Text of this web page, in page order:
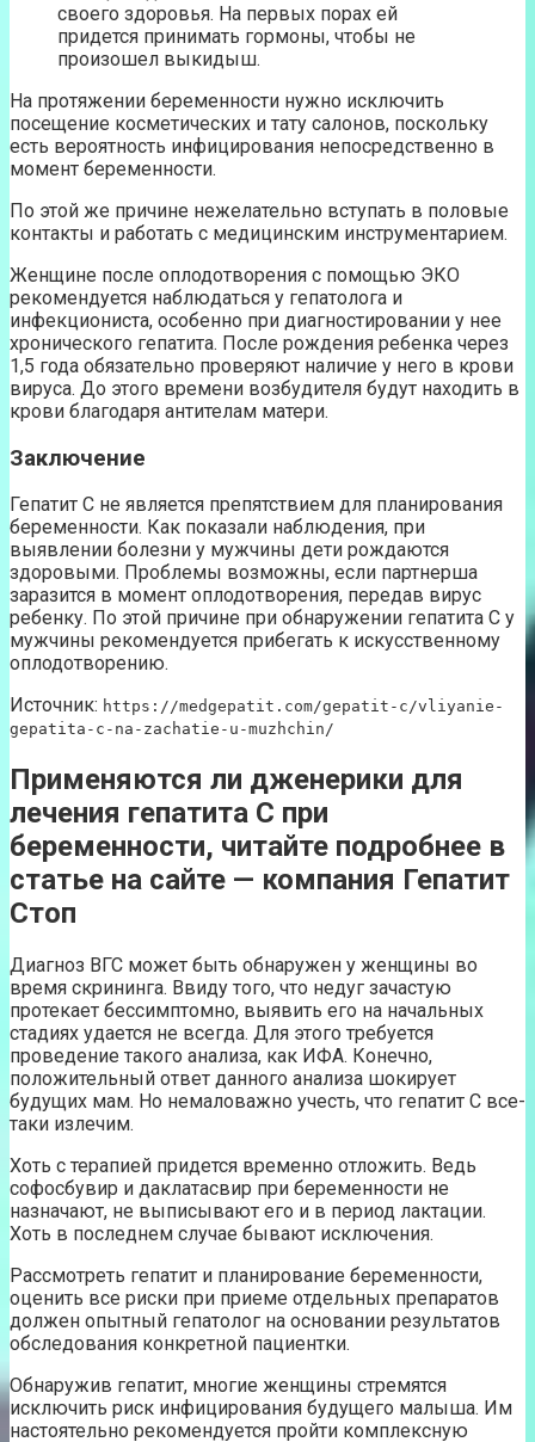
своего здоровья. На первых порах ей
придется принимать гормоны, чтобы не
произошел выкидыш.
На протяжении беременности нужно исключить
посещение косметических и тату салонов, поскольку
есть вероятность инфицирования непосредственно в
момент беременности.
По этой же причине нежелательно вступать в половые
контакты и работать с медицинским инструментарием.
Женщине после оплодотворения с помощью ЭКО
рекомендуется наблюдаться у гепатолога и
инфекциониста, особенно при диагностировании у нее
хронического гепатита. После рождения ребенка через
1,5 года обязательно проверяют наличие у него в крови
вируса. До этого времени возбудителя будут находить в
крови благодаря антителам матери.
Заключение
Гепатит С не является препятствием для планирования
беременности. Как показали наблюдения, при
выявлении болезни у мужчины дети рождаются
здоровыми. Проблемы возможны, если партнерша
заразится в момент оплодотворения, передав вирус
ребенку. По этой причине при обнаружении гепатита С у
мужчины рекомендуется прибегать к искусственному
оплодотворению.
Источник: https://medgepatit.com/gepatit-c/vliyanie-
gepatita-c-na-zachatie-u-muzhchin/
Применяются ли дженерики для
лечения гепатита С при
беременности, читайте подробнее в
статье на сайте — компания Гепатит
Стоп
Диагноз ВГС может быть обнаружен у женщины во
время скрининга. Ввиду того, что недуг зачастую
протекает бессимптомно, выявить его на начальных
стадиях удается не всегда. Для этого требуется
проведение такого анализа, как ИФА. Конечно,
положительный ответ данного анализа шокирует
будущих мам. Но немаловажно учесть, что гепатит С все-
таки излечим.
Хоть с терапией придется временно отложить. Ведь
софосбувир и даклатасвир при беременности не
назначают, не выписывают его и в период лактации.
Хоть в последнем случае бывают исключения.
Рассмотреть гепатит и планирование беременности,
оценить все риски при приеме отдельных препаратов
должен опытный гепатолог на основании результатов
обследования конкретной пациентки.
Обнаружив гепатит, многие женщины стремятся
исключить риск инфицирования будущего малыша. Им
настоятельно рекомендуется пройти комплексную